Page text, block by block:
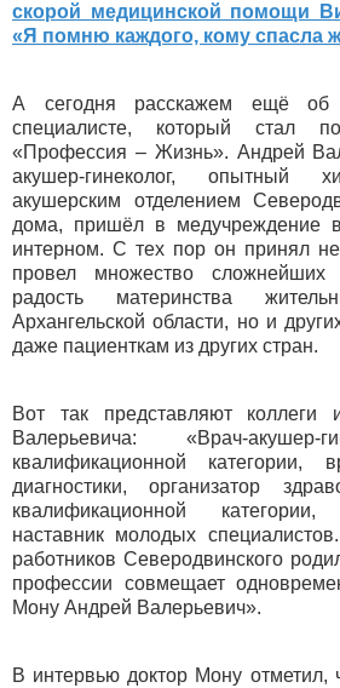
скорой медицинской помощи
«Я помню каждого, кому спасла
А сегодня расскажем ещё об
специалисте, который стал
«Профессия – Жизнь». Андрей
акушер-гинеколог, опытный
акушерским отделением
дома, пришёл в медучреждение
интерном. С тех пор он принял
провел множество сложнейших
радость материнства
Архангельской области, но и
даже пациенткам из других стран.
Вот так представляют коллеги
Валерьевича: «Врач-акушер-
квалификационной категории,
диагностики, организатор
квалификационной
наставник молодых
работников Северодвинского
профессии совмещает
Мону Андрей Валерьевич».
В интервью доктор Мону отметил,